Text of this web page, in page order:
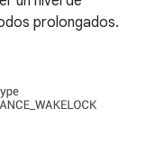
prolongados.